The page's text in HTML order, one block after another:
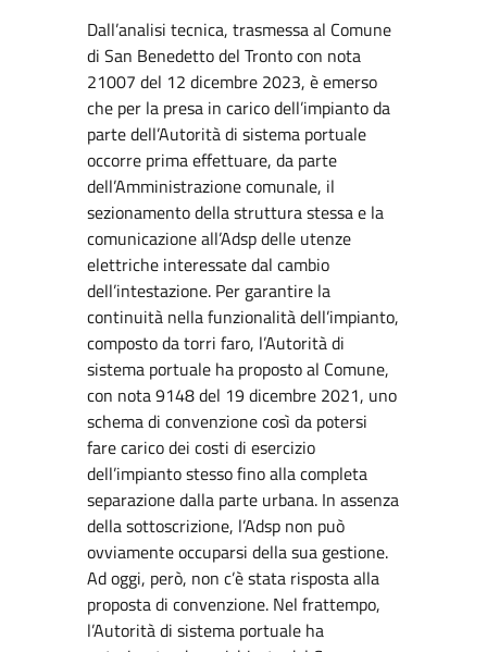
Dall’analisi tecnica, trasmessa al Comune
di San Benedetto del Tronto con nota
21007 del 12 dicembre 2023, è emerso
che per la presa in carico dell’impianto da
parte dell’Autorità di sistema portuale
occorre prima effettuare, da parte
dell’Amministrazione comunale, il
sezionamento della struttura stessa e la
comunicazione all’Adsp delle utenze
elettriche interessate dal cambio
dell’intestazione. Per garantire la
continuità nella funzionalità dell’impianto,
composto da torri faro, l’Autorità di
sistema portuale ha proposto al Comune,
con nota 9148 del 19 dicembre 2021, uno
schema di convenzione così da potersi
fare carico dei costi di esercizio
dell’impianto stesso fino alla completa
separazione dalla parte urbana. In assenza
della sottoscrizione, l’Adsp non può
ovviamente occuparsi della sua gestione.
Ad oggi, però, non c’è stata risposta alla
proposta di convenzione. Nel frattempo,
l’Autorità di sistema portuale ha